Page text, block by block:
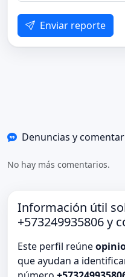
Enviar reporte
Denuncias y
No hay más comentarios.
Información útil
+573249935806 y
Este perfil reúne
que ayudan a